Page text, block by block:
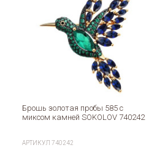
Брошь золотая пробы 585 с
миксом камней SOKOLOV 740242
АРТИКУЛ740242